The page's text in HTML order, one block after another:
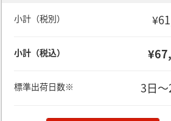
小計（税別）
小計（税込）
標準出荷日数※ 3日～